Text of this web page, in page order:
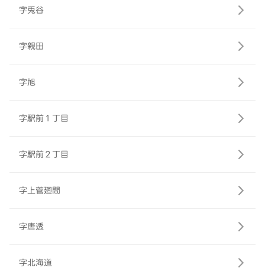
字兎谷
字親田
字旭
字駅前１丁目
字駅前２丁目
字上菅廻間
字唐透
字北海道